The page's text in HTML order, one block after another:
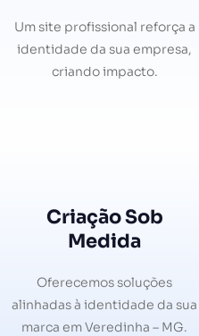
Um site profissional reforça a
identidade da sua empresa,
criando impacto.
Criação Sob
Medida
Oferecemos soluções
alinhadas à identidade da sua
marca em Veredinha – MG.